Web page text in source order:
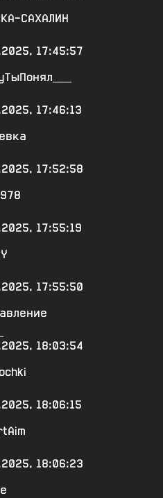
САХАЛИН
17:45:57
17:46:13
17:52:58
17:55:19
17:55:50
18:03:54
18:06:15
18:06:23